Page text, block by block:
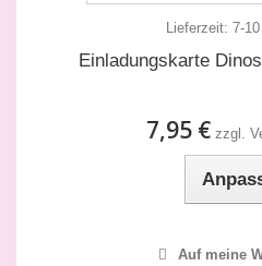
Lieferzeit: 7-
Einladungskarte
7,95 € zzgl.
Auf meine